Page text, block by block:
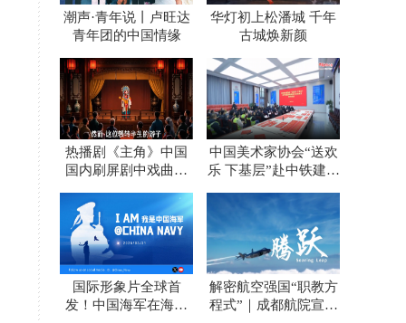
潮声·青年说丨卢旺达
青年团的中国情缘
华灯初上松潘城 千年
古城焕新颜
热播剧《主角》中国
国内刷屏剧中戏曲顶
中国美术家协会“送欢
乐 下基层”赴中铁建设
展慰问活动
国际形象片全球首
发！中国海军在海外
解密航空强国“职教方
程式”｜成都航院宣传